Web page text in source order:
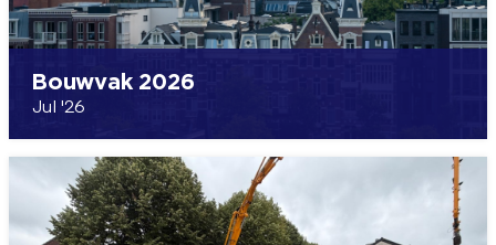
Bouwvak 2026
Jul '26